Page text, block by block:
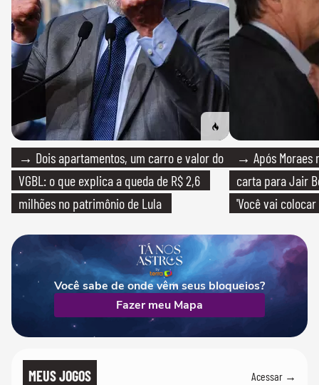
→ Dois apartamentos, um carro e valor do
VGBL: o que explica a queda de R$ 2,6
milhões no patrimônio de Lula
→ Após Moraes
carta para Jair
'Você vai
Você sabe de onde vêm seus bloqueios?
Fazer meu Mapa
MEUS JOGOS Acessar →